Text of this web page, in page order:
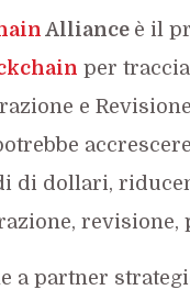
Alliance è il
per
e
di dollari,
a partner